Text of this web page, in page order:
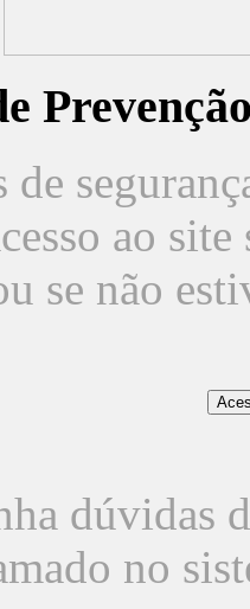
ao
se não
dúvidas
no